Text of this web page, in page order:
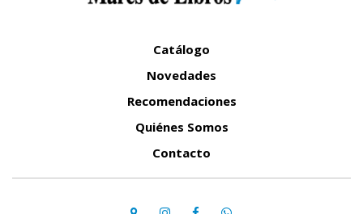
Catálogo
Novedades
Recomendaciones
Quiénes Somos
Contacto